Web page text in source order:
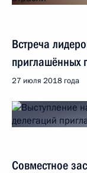
Встреча
приглашённых
27 июля 2018 года
Совместное